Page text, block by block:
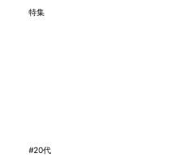
特集
#20代